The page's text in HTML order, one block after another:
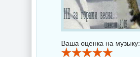
Ваша оценка на музыку: